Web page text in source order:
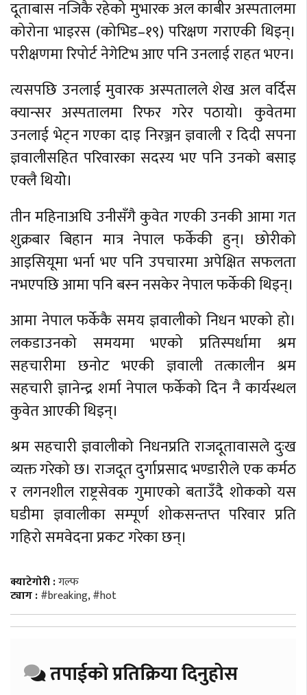
दूताबास नजिकै रहेको मुभारक अल काबीर अस्पतालमा
कोरोना भाइरस (कोभिड–१९) परिक्षण गराएकी थिइन्।
परीक्षणमा रिपोर्ट नेगेटिभ आए पनि उनलाई राहत भएन।
त्यसपछि उनलाई मुवारक अस्पतालले शेख अल वर्दिस
क्यान्सर अस्पतालमा रिफर गरेर पठायो। कुवेतमा
उनलाई भेट्न गएका दाइ निरञ्जन ज्ञवाली र दिदी सपना
ज्ञवालीसहित परिवारका सदस्य भए पनि उनको बसाइ
एक्लै थियोे।
तीन महिनाअघि उनीसँगै कुवेत गएकी उनकी आमा गत
शुक्रबार बिहान मात्र नेपाल फर्केकी हुन्। छोरीको
आइसियूमा भर्ना भए पनि उपचारमा अपेक्षित सफलता
नभएपछि आमा पनि बस्न नसकेर नेपाल फर्केकी थिइन्।
आमा नेपाल फर्केकै समय ज्ञवालीको निधन भएको हो।
लकडाउनको समयमा भएको प्रतिस्पर्धामा श्रम
सहचारीमा छनोट भएकी ज्ञवाली तत्कालीन श्रम
सहचारी ज्ञानेन्द्र शर्मा नेपाल फर्केको दिन नै कार्यस्थल
कुवेत आएकी थिइन्।
श्रम सहचारी ज्ञवालीको निधनप्रति राजदूतावासले दुःख
व्यक्त गरेको छ। राजदूत दुर्गाप्रसाद भण्डारीले एक कर्मठ
र लगनशील राष्ट्रसेवक गुमाएको बताउँदै शोकको यस
घडीमा ज्ञवालीका सम्पूर्ण शोकसन्तप्त परिवार प्रति
गहिरो समवेदना प्रकट गरेका छन्।
क्याटेगोरी :गल्फ
ट्याग :#breaking,#hot
तपाईको प्रतिक्रिया दिनुहोस